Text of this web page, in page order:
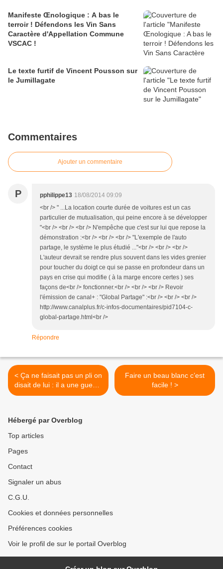
Manifeste Œnologique : A bas le
terroir ! Défendons les Vin Sans
Caractère d'Appellation Commune
VSCAC !
Le texte furtif de Vincent Pousson sur
le Jumillagate
Commentaires
Ajouter un commentaire
P pphilippe13 18/08/2014 09:09
<br /> " ...La location courte durée de voitures est un cas
particulier de mutualisation, qui peine encore à se développer
"<br /> <br /> <br /> N'empêche que c'est sur lui que repose la
démonstration :<br /> <br /> <br /> "L'exemple de l'auto
partage, le système le plus étudié ..."<br /> <br /> <br />
L'auteur devrait se rendre plus souvent dans les vides grenier
pour toucher du doigt ce qui se passe en profondeur dans un
pays en crise qui modifie ( à la marge encore certes ) ses
façons de<br /> fonctionner.<br /> <br /> <br /> Revoir
l'émission de canal+ : "Global Partage" :<br /> <br /> <br />
http://www.canalplus.fr/c-infos-documentaires/pid7104-c-
global-partage.html<br />
Répondre
< Ça ne faisait pas un pli on
disait de lui : il a une gueule
de raie, et pourquoi pas au
Faire un beau blanc c’est
facile ! >
Hébergé par Overblog
Top articles
Pages
Contact
Signaler un abus
C.G.U.
Cookies et données personnelles
Préférences cookies
Voir le profil de sur le portail Overblog